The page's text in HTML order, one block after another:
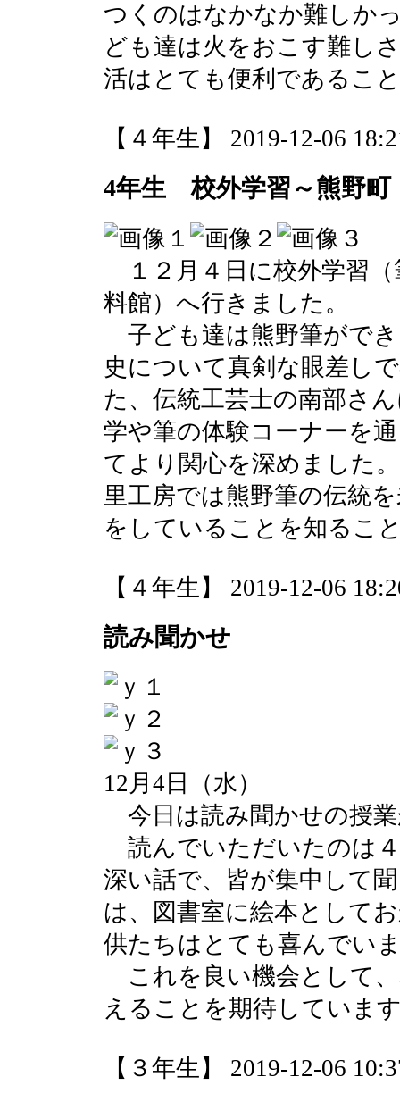
つくのはなかなか難しか
ども達は火をおこす難し
活はとても便利であるこ
【４年生】 2019-12-06
4年生 校外学習～熊野町
１２月４日に校外学習（
料館）へ行きました。
子ども達は熊野筆がで
史について真剣な眼差し
た、伝統工芸士の南部さ
学や筆の体験コーナーを
てより関心を深めました
里工房では熊野筆の伝統
をしていることを知るこ
【４年生】 2019-12-06
読み聞かせ
12月4日（水）
今日は読み聞かせの授
読んでいただいたのは
深い話で、皆が集中して
は、図書室に絵本として
供たちはとても喜んでい
これを良い機会として
えることを期待していま
【３年生】 2019-12-06